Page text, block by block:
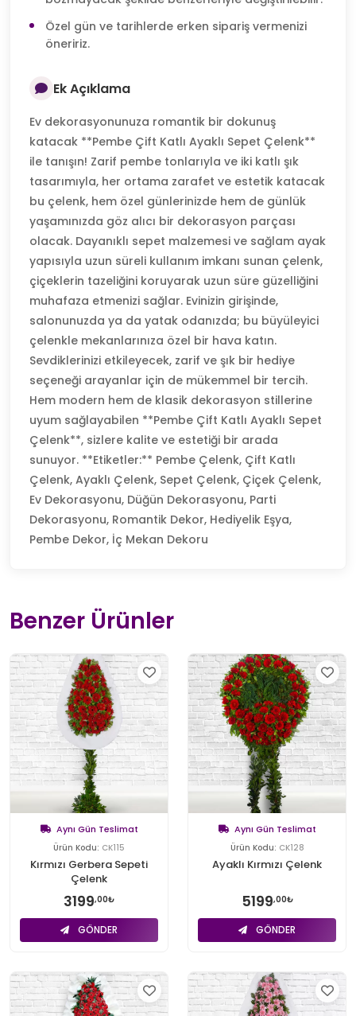
Özel gün ve tarihlerde erken sipariş vermenizi
öneririz.
Ek Açıklama
Ev dekorasyonunuza romantik bir dokunuş
katacak **Pembe Çift Katlı Ayaklı Sepet Çelenk**
ile tanışın! Zarif pembe tonlarıyla ve iki katlı şık
tasarımıyla, her ortama zarafet ve estetik katacak
bu çelenk, hem özel günlerinizde hem de günlük
yaşamınızda göz alıcı bir dekorasyon parçası
olacak. Dayanıklı sepet malzemesi ve sağlam ayak
yapısıyla uzun süreli kullanım imkanı sunan çelenk,
çiçeklerin tazeliğini koruyarak uzun süre güzelliğini
muhafaza etmenizi sağlar. Evinizin girişinde,
salonunuzda ya da yatak odanızda; bu büyüleyici
çelenkle mekanlarınıza özel bir hava katın.
Sevdiklerinizi etkileyecek, zarif ve şık bir hediye
seçeneği arayanlar için de mükemmel bir tercih.
Hem modern hem de klasik dekorasyon stillerine
uyum sağlayabilen **Pembe Çift Katlı Ayaklı Sepet
Çelenk**, sizlere kalite ve estetiği bir arada
sunuyor. **Etiketler:** Pembe Çelenk, Çift Katlı
Çelenk, Ayaklı Çelenk, Sepet Çelenk, Çiçek Çelenk,
Ev Dekorasyonu, Düğün Dekorasyonu, Parti
Dekorasyonu, Romantik Dekor, Hediyelik Eşya,
Pembe Dekor, İç Mekan Dekoru
Benzer Ürünler
Aynı Gün Teslimat
Ürün Kodu: CK115
Kırmızı Gerbera Sepeti
Çelenk
3199,00₺
GÖNDER
Aynı Gün Teslimat
Ürün Kodu: CK128
Ayaklı Kırmızı Çelenk
5199,00₺
GÖNDER